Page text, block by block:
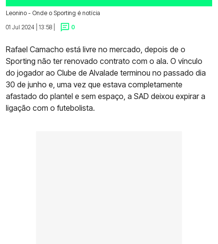
Leonino - Onde o Sporting é notícia
01 Jul 2024 | 13:58 |
0
Rafael Camacho está livre no mercado, depois de o
Sporting não ter renovado contrato com o ala. O vínculo
do jogador ao Clube de Alvalade terminou no passado dia
30 de junho e, uma vez que estava completamente
afastado do plantel e sem espaço, a SAD deixou expirar a
ligação com o futebolista.